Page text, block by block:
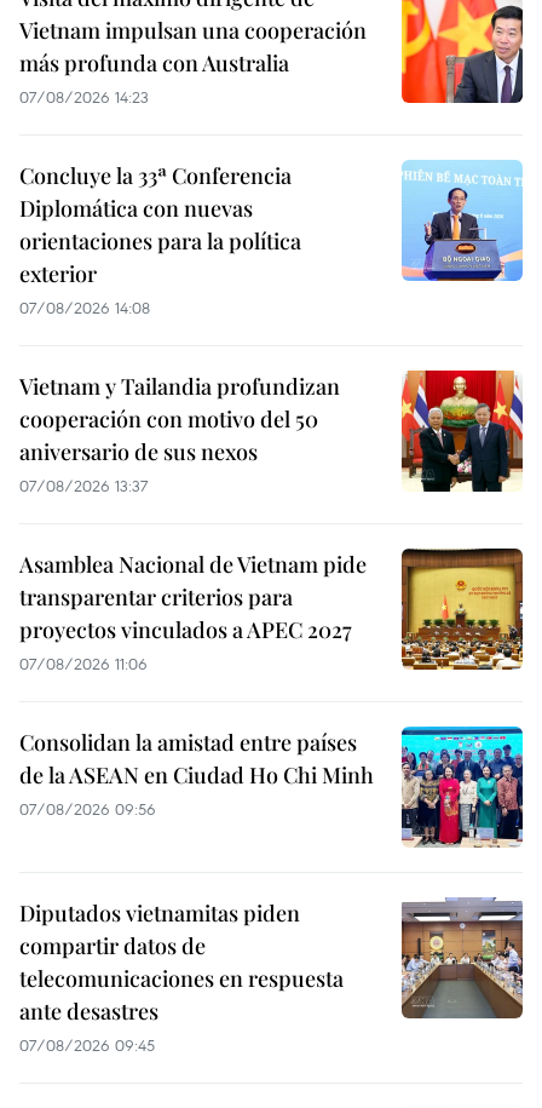
Vietnam impulsan una cooperación
más profunda con Australia
07/08/2026 14:23
Concluye la 33ª Conferencia
Diplomática con nuevas
orientaciones para la política
exterior
07/08/2026 14:08
Vietnam y Tailandia profundizan
cooperación con motivo del 50
aniversario de sus nexos
07/08/2026 13:37
Asamblea Nacional de Vietnam pide
transparentar criterios para
proyectos vinculados a APEC 2027
07/08/2026 11:06
Consolidan la amistad entre países
de la ASEAN en Ciudad Ho Chi Minh
07/08/2026 09:56
Diputados vietnamitas piden
compartir datos de
telecomunicaciones en respuesta
ante desastres
07/08/2026 09:45